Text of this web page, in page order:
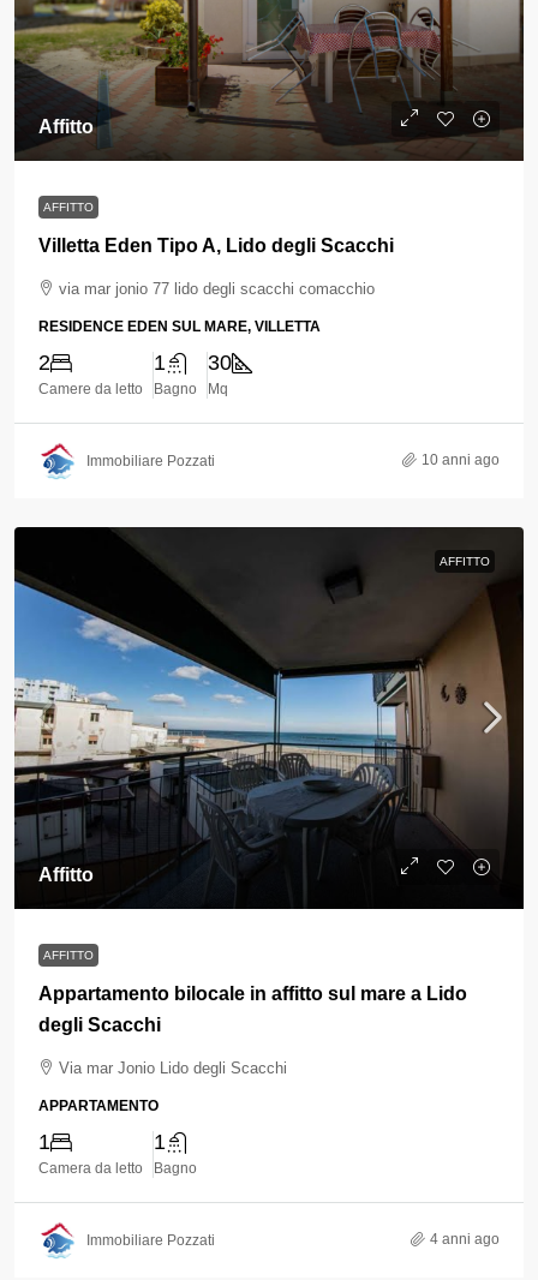
Affitto
AFFITTO
Villetta Eden Tipo A, Lido degli Scacchi
via mar jonio 77 lido degli scacchi comacchio
RESIDENCE EDEN SUL MARE, VILLETTA
2
Camere da letto
1
Bagno
30
Mq
Immobiliare Pozzati 10 anni ago
AFFITTO
Affitto
AFFITTO
Appartamento bilocale in affitto sul mare a Lido
degli Scacchi
Via mar Jonio Lido degli Scacchi
APPARTAMENTO
1
Camera da letto
1
Bagno
Immobiliare Pozzati 4 anni ago